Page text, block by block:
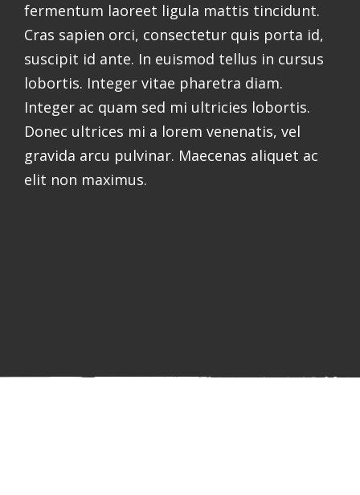
fermentum laoreet ligula mattis tincidunt.
Cras sapien orci, consectetur quis porta id,
suscipit id ante. In euismod tellus in cursus
lobortis. Integer vitae pharetra diam.
Integer ac quam sed mi ultricies lobortis.
Donec ultrices mi a lorem venenatis, vel
gravida arcu pulvinar. Maecenas aliquet ac
elit non maximus.